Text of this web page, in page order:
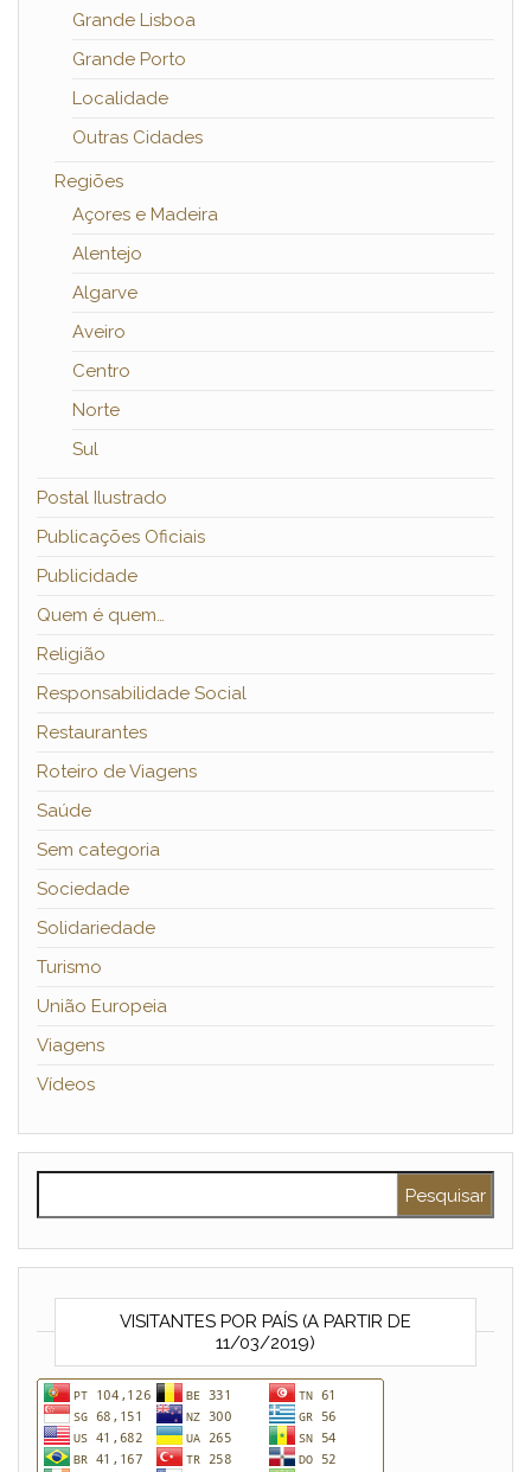
Grande Lisboa
Grande Porto
Localidade
Outras Cidades
Regiões
Açores e Madeira
Alentejo
Algarve
Aveiro
Centro
Norte
Sul
Postal Ilustrado
Publicações Oficiais
Publicidade
Quem é quem…
Religião
Responsabilidade Social
Restaurantes
Roteiro de Viagens
Saúde
Sem categoria
Sociedade
Solidariedade
Turismo
União Europeia
Viagens
Vídeos
VISITANTES POR PAÍS (A PARTIR DE
11/03/2019)